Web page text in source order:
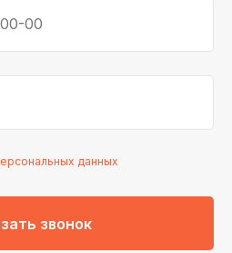
данных
звонок